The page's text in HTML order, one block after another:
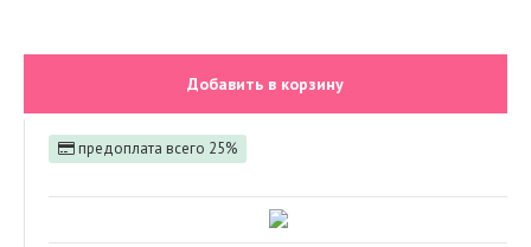
Добавить в корзину
предоплата всего 25%